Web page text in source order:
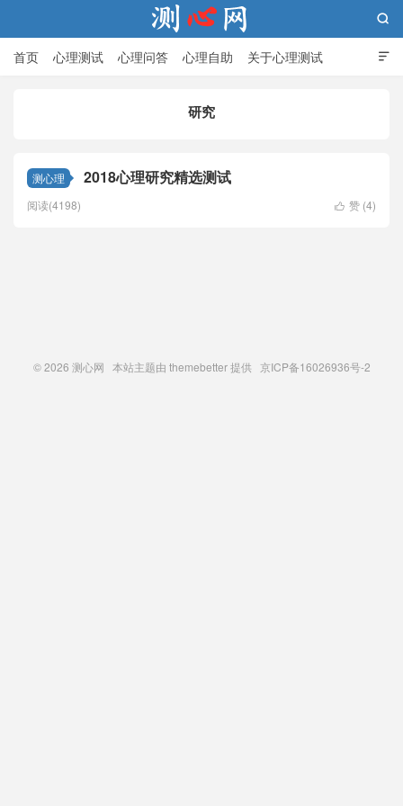

首页 心理测试 心理问答 心理自助 关于心理测试

研究
测心理 2018心理研究精选测试
 赞 (4)
阅读(4198)
© 2026 测心网 本站主题由 themebetter提供 京ICP备16026936号-2